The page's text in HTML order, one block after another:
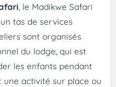
, le Madikwe Safari
tas de services
sont organisés
du lodge, qui est
les enfants pendant
activité sur place ou